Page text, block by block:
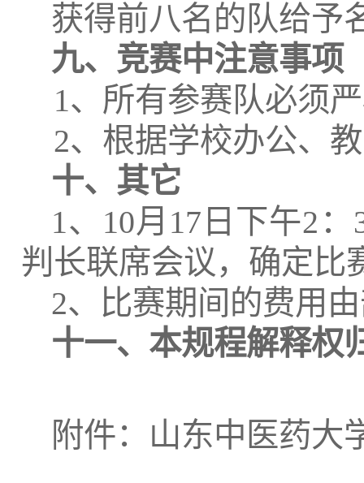
获得前八名的队给予
九、竞赛中注意事项
1、所有参赛队必须
2、根据学校办公、
十、其它
1、10月17日下午2
判长联席会议，确定比
2、比赛期间的费用
十一、本规程解释权
附件：山东中医药大